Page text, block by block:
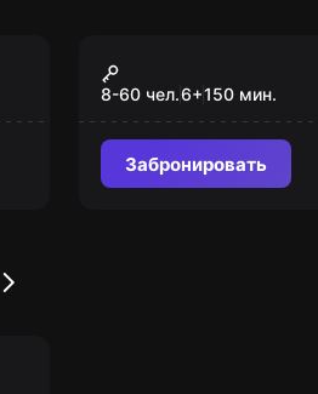
Форт Боярд 2.0
8-60 чел.6+150 мин.
Забронировать